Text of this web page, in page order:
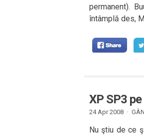
permanent).
întâmplă des,
XP SP3
24 Apr 2008 ·
Nu ştiu de ce